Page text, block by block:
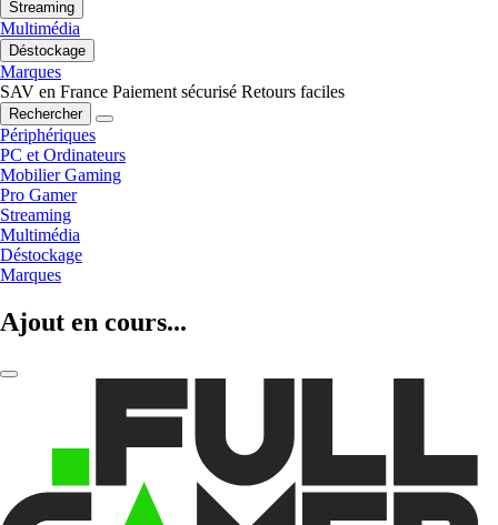
Streaming
Multimédia
Déstockage
Marques
SAV en France Paiement sécurisé Retours faciles
Rechercher
Périphériques
PC et Ordinateurs
Mobilier Gaming
Pro Gamer
Streaming
Multimédia
Déstockage
Marques
Ajout en cours...